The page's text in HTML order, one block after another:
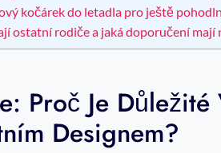
kočárek do letadla pro ještě
ostatní rodiče a jaká doporučení mají
Proč Je
Designem?